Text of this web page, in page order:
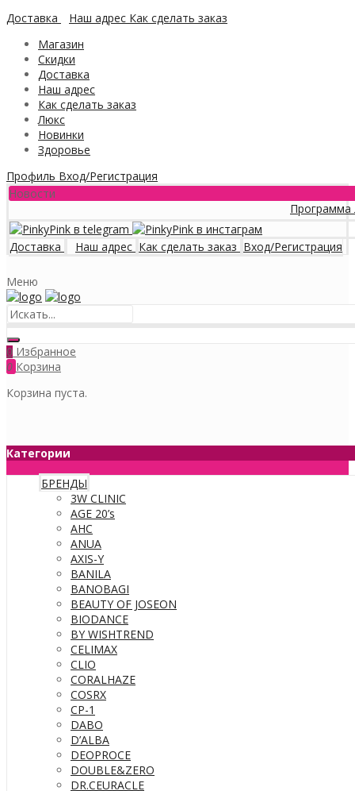
Доставка
Наш адрес Как сделать заказ
Магазин
Скидки
Доставка
Наш адрес
Как сделать заказ
Люкс
Новинки
Здоровье
Профиль Вход/Регистрация
Новости
Программа
Доставка Наш адрес Как сделать заказ Вход/Регистрация
Меню
0 Избранное
0 Корзина
Корзина пуста.
Категории
БРЕНДЫ
3W CLINIC
AGE 20’s
AHC
ANUA
AXIS-Y
BANILA
BANOBAGI
BEAUTY OF JOSEON
BIODANCE
BY WISHTREND
CELIMAX
CLIO
CORALHAZE
COSRX
CP-1
DABO
D’ALBA
DEOPROCE
DOUBLE&ZERO
DR.CEURACLE